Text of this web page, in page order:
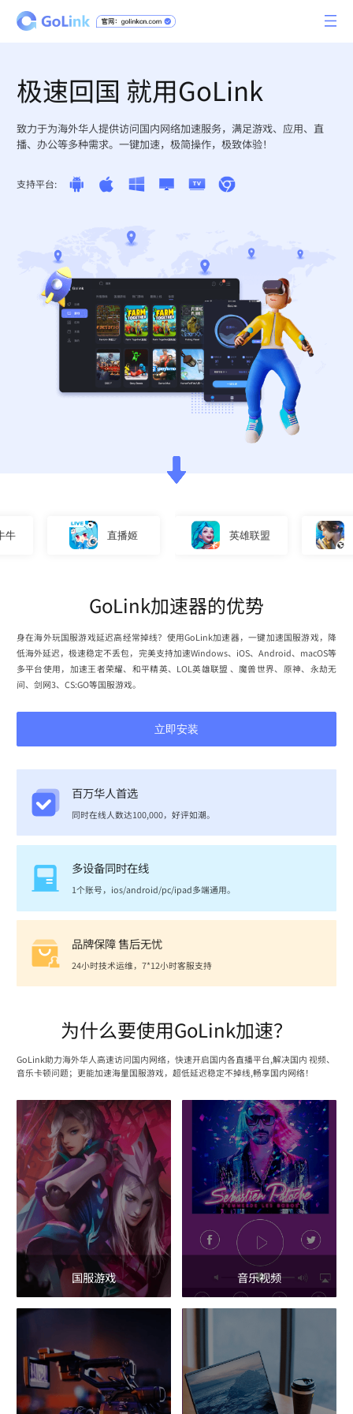
极速回国 就用GoLink
致力于为海外华人提供访问国内网络加速服务，满足游戏、应用、直
播、办公等多种需求。一键加速，极简操作，极致体验！
支持平台:
直播姬 英雄联盟 仙
GoLink加速器的优势
身在海外玩国服游戏延迟高经常掉线？使用GoLink加速器，一键加速国服游戏，降
低海外延迟，极速稳定不丢包，完美支持加速Windows、iOS、Android、macOS等
多平台使用，加速王者荣耀、和平精英、LOL英雄联盟 、魔兽世界、原神、永劫无
间、剑网3、CS:GO等国服游戏。
立即安装
百万华人首选
同时在线人数达100,000，好评如潮。
多设备同时在线
1个账号，ios/android/pc/ipad多端通用。
品牌保障 售后无忧
24小时技术运维，7*12小时客服支持
为什么要使用GoLink加速？
GoLink助力海外华人高速访问国内网络，快速开启国内各直播平台,解决国内 视频、
音乐卡顿问题；更能加速海量国服游戏，超低延迟稳定不掉线,畅享国内网络！
国服游戏 音乐视频